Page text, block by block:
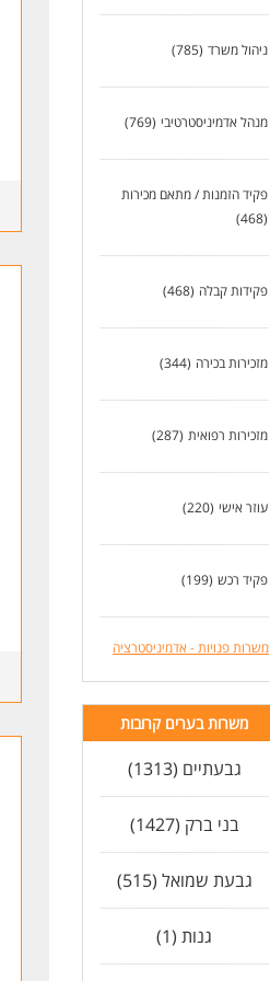
ניהול משרד (785)
מנהל אדמיניסטרטיבי (769)
פקיד הזמנות / מתאם מכירות
(468)
פקידות קבלה (468)
מזכירות בכירה (344)
מזכירות רפואית (287)
עוזר אישי (220)
פקיד רכש (199)
משרות פנויות - אדמיניסטרציה
משרות בערים קרובות
גבעתיים (1313)
בני ברק (1427)
גבעת שמואל (515)
גנות (1)